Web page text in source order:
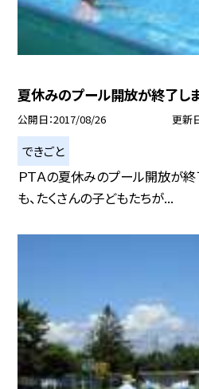
夏休みのプール開放が終了し
公開日 2017/08/26 更新
できごと
ＰＴＡの夏休みのプール開放が
も、たくさんの子どもたちが...